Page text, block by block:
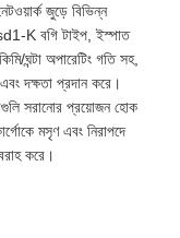
জুড়ে বিভিন্ন
K বগি টাইপ, ইস্পাত
ঘন্টা অপারেটিং গতি সহ,
দক্ষতা প্রদান করে।
সরানোর প্রয়োজন হোক
মসৃণ এবং নিরাপদে
করে।